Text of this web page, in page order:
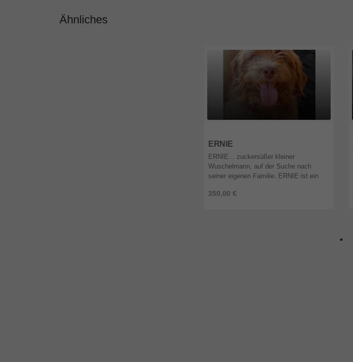
Ähnliches
ERNIE
350,00 €
ERNIE... zuckersüßer kleiner
Wuschelmann, auf der Suche nach
seiner eigenen Familie. ERNIE ist ein
Lebensfreude und Sonnenscheinart